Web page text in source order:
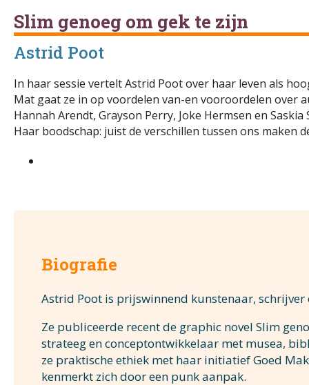
Slim genoeg om gek te zijn
Astrid Poot
In haar sessie vertelt Astrid Poot over haar leven als
Mat gaat ze in op voordelen van-en vooroordelen over
Hannah Arendt, Grayson Perry, Joke Hermsen en Saskia
Haar boodschap: juist de verschillen tussen ons maken
Biografie
Astrid Poot is prijswinnend kunstenaar, schrijver
Ze publiceerde recent de graphic novel Slim
strateeg en conceptontwikkelaar met musea,
ze praktische ethiek met haar initiatief Goed
kenmerkt zich door een punk aanpak.